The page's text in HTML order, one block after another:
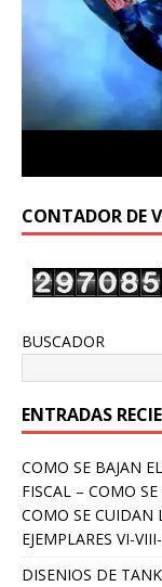
CONTADOR DE
BUSCADOR
ENTRADAS
COMO SE BAJAN
FISCAL – COMO
COMO SE CUIDAN
EJEMPLARES VI-
DISENIOS DE